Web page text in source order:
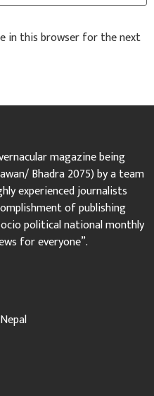
in this browser for the next
magazine being
Bhadra 2075) by a team
experienced journalists
of publishing
political national monthly
for everyone”.